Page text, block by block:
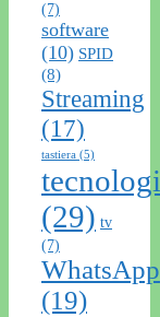
(7)
software
(10) SPID
(8)
Streaming
(17)
tastiera (5)
(29) tv
(7)
WhatsApp
(19)